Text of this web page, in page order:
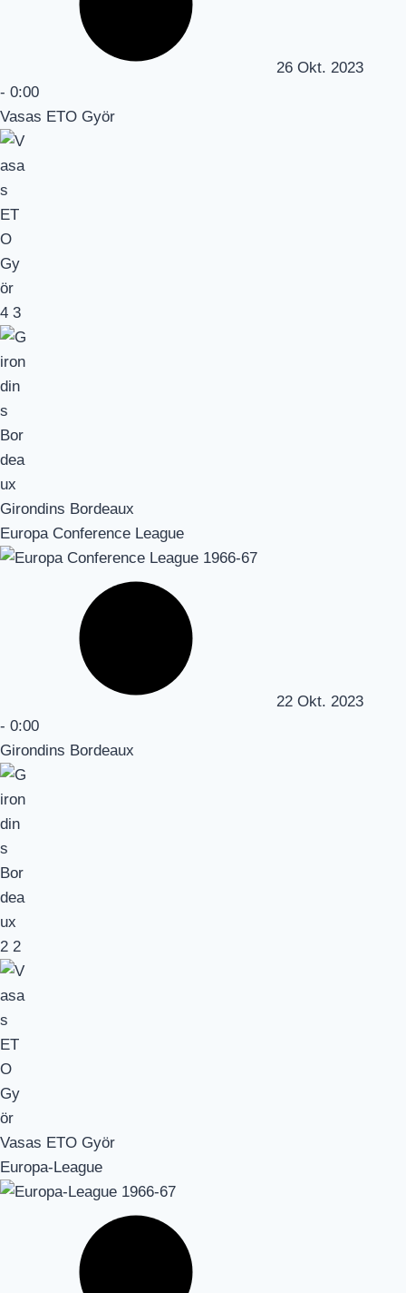
26 Okt. 2023
- 0:00
Vasas ETO Györ
4 3
Girondins Bordeaux
Europa Conference League
22 Okt. 2023
- 0:00
Girondins Bordeaux
2 2
Vasas ETO Györ
Europa-League